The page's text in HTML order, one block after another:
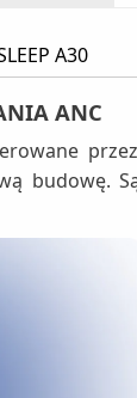
A30
ANC
budowę.